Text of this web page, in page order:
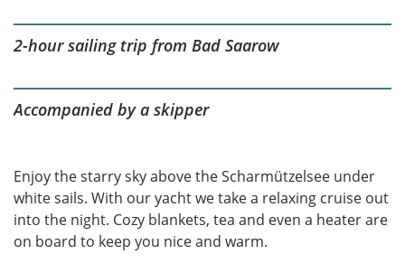
2-hour sailing trip from Bad Saarow
Accompanied by a skipper
Enjoy the starry sky above the Scharmützelsee under
white sails. With our yacht we take a relaxing cruise out
into the night. Cozy blankets, tea and even a heater are
on board to keep you nice and warm.